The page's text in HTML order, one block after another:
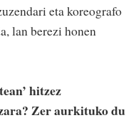
eta koreografo
lan berezi honen
hitzez
Zer aurkituko du